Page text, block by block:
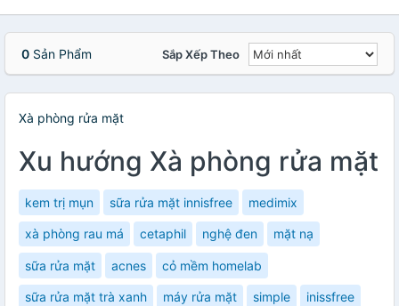
0 Sản Phẩm Sắp Xếp Theo
Xà phòng rửa mặt
Xu hướng Xà phòng rửa mặt
kem trị mụn sữa rửa mặt innisfree medimix
xà phòng rau má cetaphil nghệ đen mặt nạ
sữa rửa mặt acnes cỏ mềm homelab
sữa rửa mặt trà xanh máy rửa mặt simple inissfree